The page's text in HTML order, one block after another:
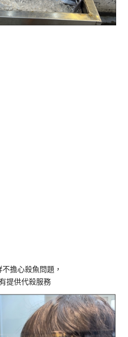
不擔心殺魚問題，
提供代殺服務